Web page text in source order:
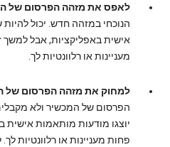
לאפס את מזהה הפרסום של
הנוכחי במזהה חדש. יכול להיות
אישית באפליקציות, אבל למשך
מעניינות או רלוונטיות לך.
למחוק את מזהה הפרסום של
הפרסום של המכשיר ולא
יוצגו מודעות מותאמות אישית
פחות מעניינות או רלוונטיות